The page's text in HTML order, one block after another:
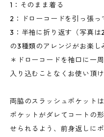
1：そのまま着る
2：ドローコードを引っ張っ
3：半袖に折り返す（写真は
の3種類のアレンジがお楽し
＊ドローコードを袖口に一
入り込むことなくお使い頂
両脇のスラッシュポケット
ポケットがダレてコートの
せられるよう、前身返しに